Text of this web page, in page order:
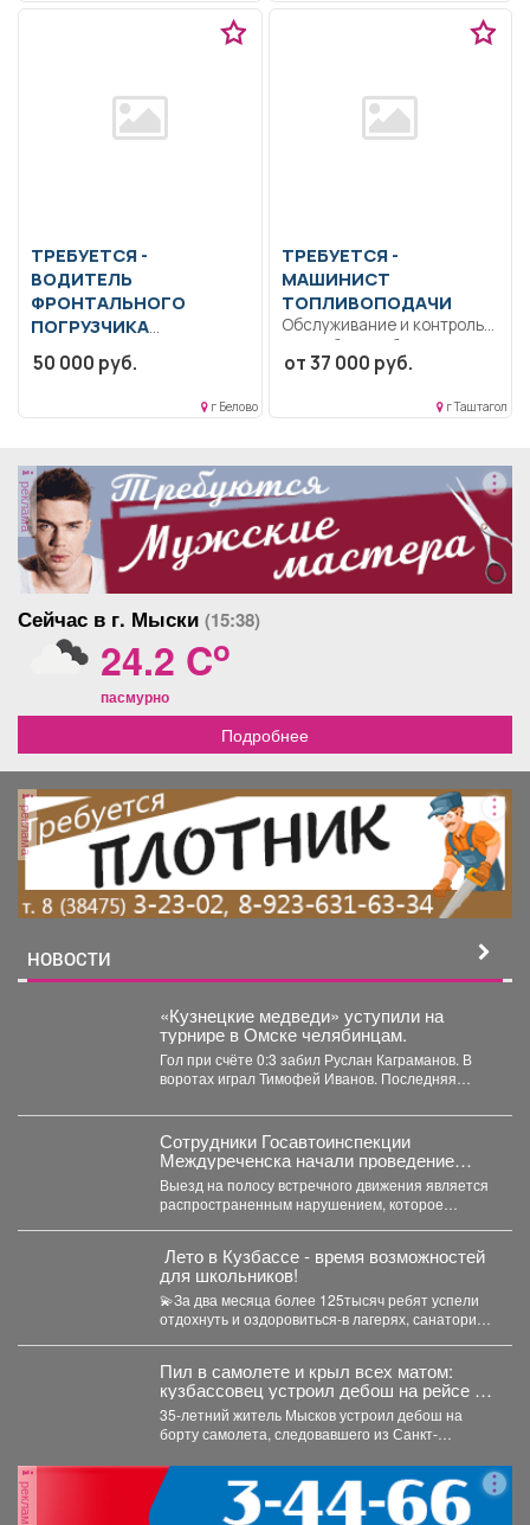
способностей,
ТРЕБУЕТСЯ -
ВОДИТЕЛЬ
ФРОНТАЛЬНОГО
ПОГРУЗЧИКА
образование.. В
должностной инструкцией
50 000 руб.
г Белово
ТРЕБУЕТСЯ -
МАШИНИСТ
ТОПЛИВОПОДАЧИ
Обслуживание и контроль
над работой оборудования
топливоподачи;
от 37 000 руб.
г Таштагол
реклама
Сейчас в г. Мыски (15:38)
24.2 Co
пасмурно
Подробнее
реклама
НОВОСТИ
«Кузнецкие медведи» уступили на
турнире в Омске челябинцам.
Гол при счёте 0:3 забил Руслан Каграманов. В
воротах играл Тимофей Иванов. Последняя
Сотрудники Госавтоинспекции
Междуреченска начали проведение
профилактической операции
«Встречная полоса»
Выезд на полосу встречного движения является
распространенным нарушением, которое
️ Лето в Кузбассе - время возможностей
для школьников!
💫За два месяца более 125тысяч ребят успели
отдохнуть и оздоровиться-в лагерях, санаториях
Пил в самолете и крыл всех матом:
кузбассовец устроил дебош на рейсе из
Петербурга
35-летний житель Мысков устроил дебош на
борту самолета, следовавшего из Санкт-
реклама